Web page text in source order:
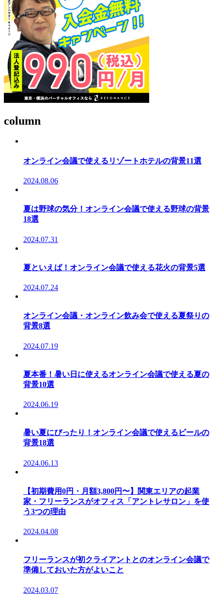
column
オンライン会議で使えるリゾートホテルの背景11選
2024.08.06
夏は野球の気分！オンライン会議で使える野球の背景
18選
2024.07.31
夏といえば！オンライン会議で使える花火の背景5選
2024.07.24
オンライン会議・オンライン飲み会で使える夏祭りの
背景8選
2024.07.19
夏本番！暑い日に使えるオンライン会議で使える夏の
背景10選
2024.06.19
暑い夏にぴったり！オンライン会議で使えるビールの
背景18選
2024.06.13
【初期費用0円・月額3,800円〜】関東エリアの起業
家・フリーランスがオフィス「アントレサロン」を使
う3つの理由
2024.04.08
フリーランスが初クライアントとのオンライン会議で
準備しておいた方がよいこと
2024.03.07